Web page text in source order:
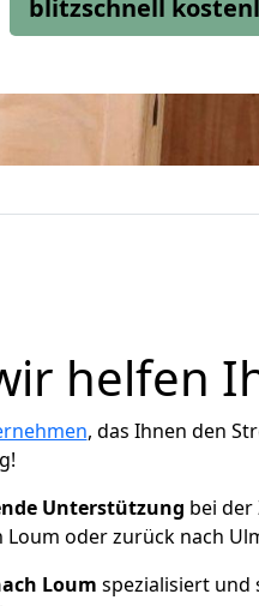
blitzschnell
helfen
, das Ihnen den
Unterstützung bei
oder zurück nach
Loum spezialisiert und